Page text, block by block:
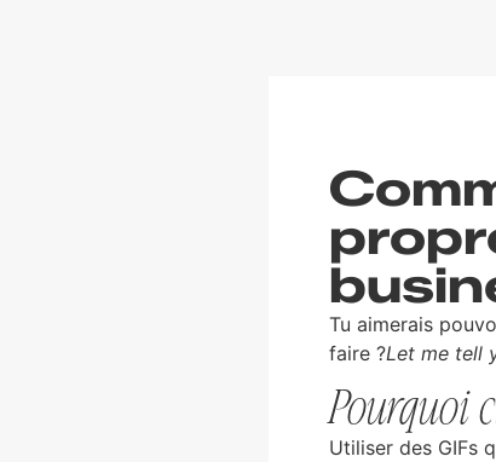
Tu aimerais
faire ?Let me tell
Pourquoi
Utiliser des GIFs